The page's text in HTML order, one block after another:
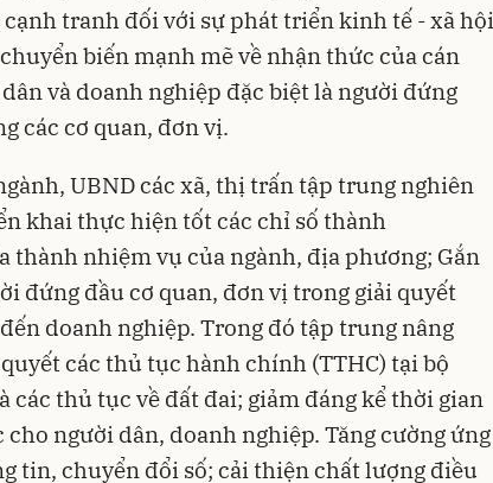
tranh đối với sự phát triển kinh tế - xã hội
biến mạnh mẽ về nhận thức của cán
và doanh nghiệp đặc biệt là người đứng
các cơ quan, đơn vị.
UBND các xã, thị trấn tập trung nghiên
khai thực hiện tốt các chỉ số thành
thành nhiệm vụ của ngành, địa phương; Gắn
đứng đầu cơ quan, đơn vị trong giải quyết
doanh nghiệp. Trong đó tập trung nâng
các thủ tục hành chính (TTHC) tại bộ
các thủ tục về đất đai; giảm đáng kể thời gian
người dân, doanh nghiệp. Tăng cường ứng
tin, chuyển đổi số; cải thiện chất lượng điều